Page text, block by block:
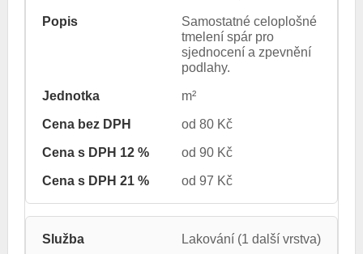
Samostatné celoplošné
tmelení spár pro
sjednocení a zpevnění
podlahy.
m²
od 80 Kč
od 90 Kč
od 97 Kč
Lakování (1 další vrstva)